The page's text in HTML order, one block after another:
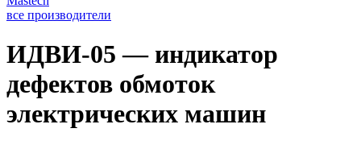
все производители
ИДВИ-05 — индикатор
дефектов обмоток
электрических машин